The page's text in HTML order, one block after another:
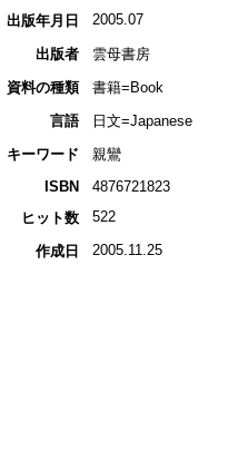
出版年月日
2005.07
出版者
雲母書房
資料の種類
書籍=Book
言語
日文=Japanese
キーワード
親鸞
ISBN
4876721823
ヒット数
522
作成日 2005.11.25